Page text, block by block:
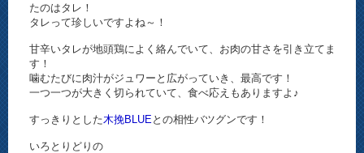
たのはタレ！
タレって珍しいですよね～！
甘辛いタレが地頭鶏によく絡んでいて、お肉の甘さを引き立てま
す！
噛むたびに肉汁がジュワーと広がっていき、最高です！
一つ一つが大きく切られていて、食べ応えもありますよ♪
すっきりとした木挽BLUE との相性バツグンです！
いろとりどりの